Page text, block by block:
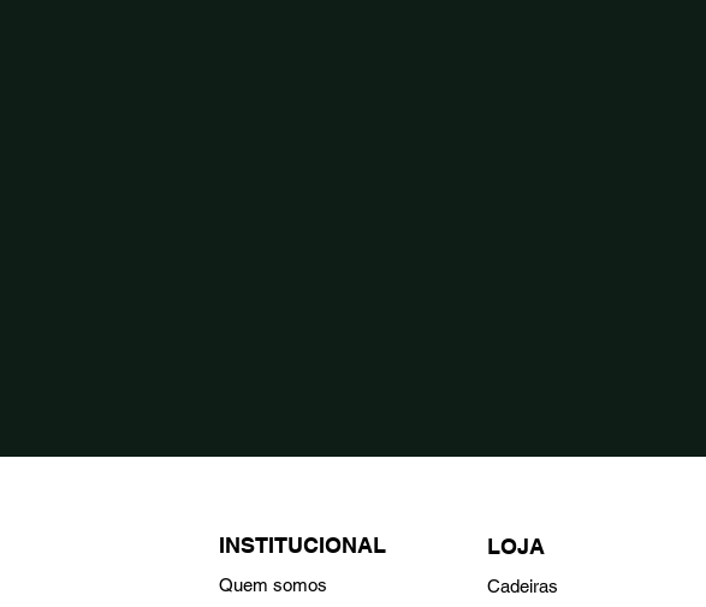
INSTITUCIONAL
Quem somos
LOJA
Cadeiras